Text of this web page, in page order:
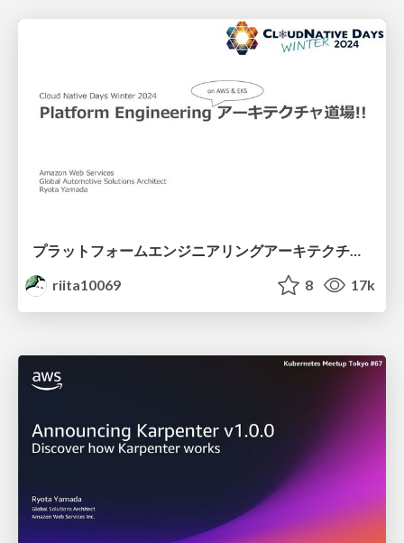
riita10069
8 17k